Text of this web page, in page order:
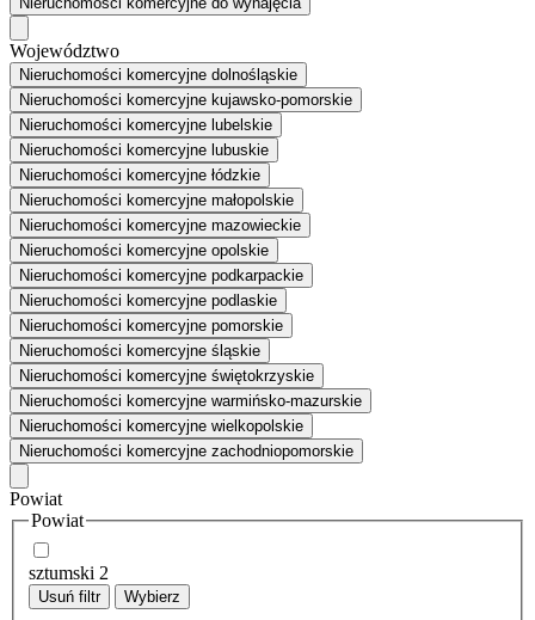
Województwo
Nieruchomości komercyjne dolnośląskie
Nieruchomości komercyjne kujawsko-pomorskie
Nieruchomości komercyjne lubelskie
Nieruchomości komercyjne lubuskie
Nieruchomości komercyjne łódzkie
Nieruchomości komercyjne małopolskie
Nieruchomości komercyjne mazowieckie
Nieruchomości komercyjne opolskie
Nieruchomości komercyjne podkarpackie
Nieruchomości komercyjne podlaskie
Nieruchomości komercyjne pomorskie
Nieruchomości komercyjne śląskie
Nieruchomości komercyjne świętokrzyskie
Nieruchomości komercyjne warmińsko-mazurskie
Nieruchomości komercyjne wielkopolskie
Nieruchomości komercyjne zachodniopomorskie
Powiat
Powiat
sztumski 2
Usuń filtr Wybierz